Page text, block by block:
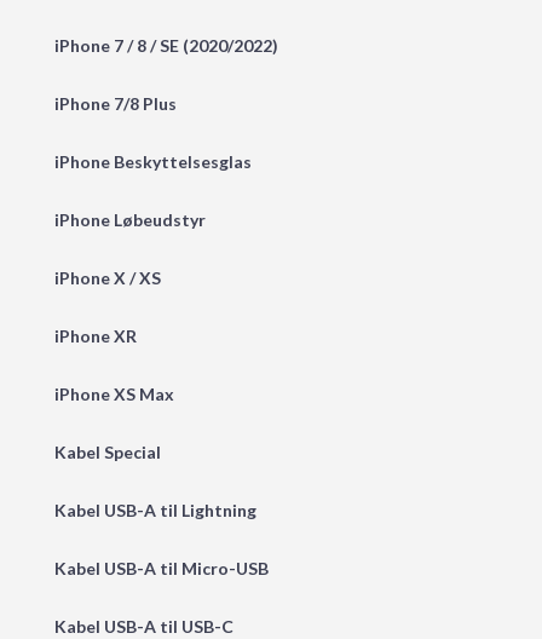
iPhone 7 / 8 / SE (2020/2022)
iPhone 7/8 Plus
iPhone Beskyttelsesglas
iPhone Løbeudstyr
iPhone X / XS
iPhone XR
iPhone XS Max
Kabel Special
Kabel USB-A til Lightning
Kabel USB-A til Micro-USB
Kabel USB-A til USB-C